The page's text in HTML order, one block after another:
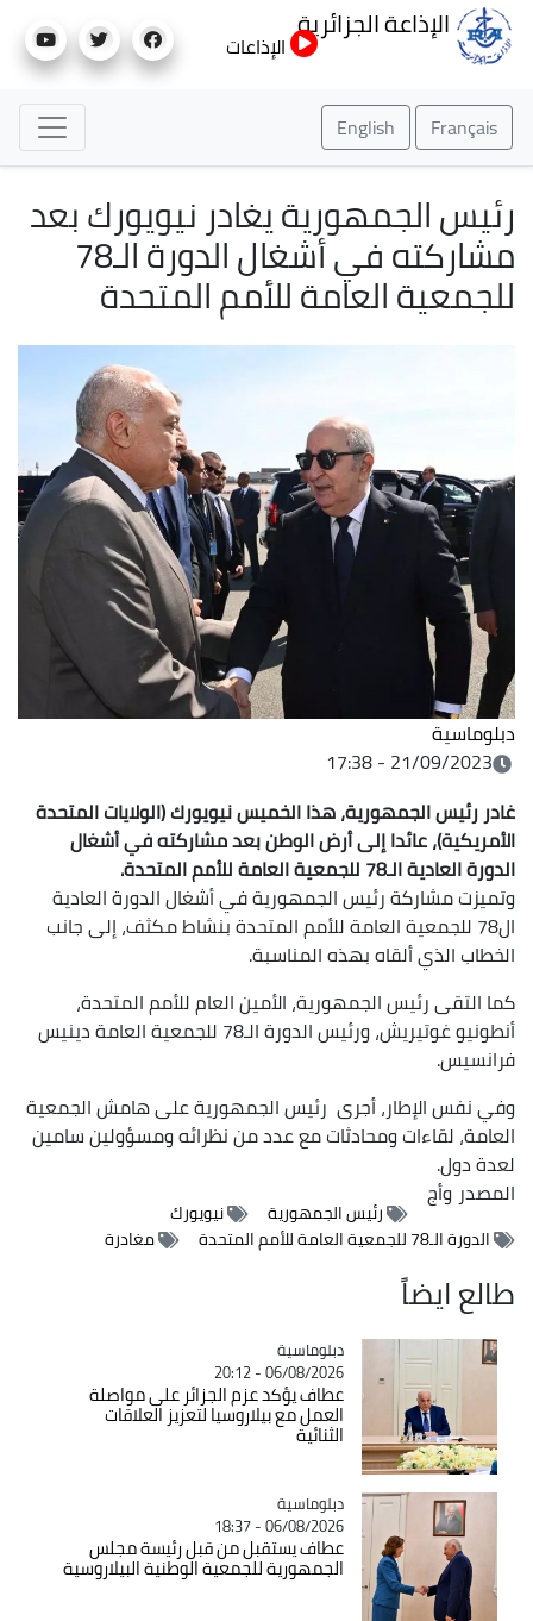
إلى
الإذاعة الجزائرية
الإذاعات
Français
English
رئيس الجمهورية يغادر نيويورك بعد
مشاركته في أشغال الدورة الـ78
للجمعية العامة للأمم المتحدة
دبلوماسية
21/09/2023 - 17:38
غادر رئيس الجمهورية، هذا الخميس نيويورك (الولايات المتحدة
الأمريكية)، عائدا إلى أرض الوطن بعد مشاركته في أشغال
الدورة العادية الـ78 للجمعية العامة للأمم المتحدة.
وتميزت مشاركة رئيس الجمهورية في أشغال الدورة العادية
ال78 للجمعية العامة للأمم المتحدة بنشاط مكثف، إلى جانب
الخطاب الذي ألقاه بهذه المناسبة.
كما التقى رئيس الجمهورية، الأمين العام للأمم المتحدة،
أنطونيو غوتيريش، ورئيس الدورة الـ78 للجمعية العامة دينيس
فرانسيس.
وفي نفس الإطار، أجرى رئيس الجمهورية على هامش الجمعية
العامة، لقاءات ومحادثات مع عدد من نظرائه ومسؤولين سامين
لعدة دول.
المصدروأج
رئيس الجمهورية
نيويورك
الدورة الـ78 للجمعية العامة للأمم المتحدة
مغادرة
طالع ايضاً
Catégorie
دبلوماسية
06/08/2026 - 20:12
عطاف يؤكد عزم الجزائر على مواصلة
العمل مع بيلاروسيا لتعزيز العلاقات
الثنائية
Catégorie
دبلوماسية
06/08/2026 - 18:37
عطاف يستقبل من قبل رئيسة مجلس
الجمهورية للجمعية الوطنية البيلاروسية